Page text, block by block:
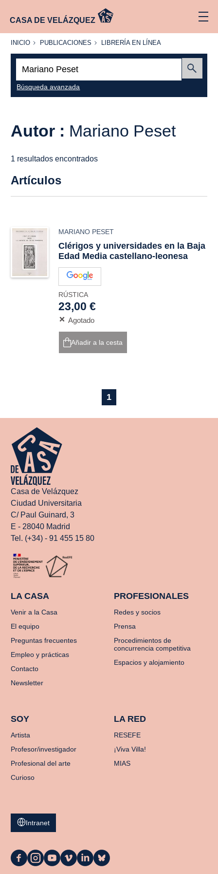
CASA DE VELÁZQUEZ
INICIO
INICIO PUBLICACIONES
PUBLICACIONES
LIBRERÍA
LÍNEA
LIBRERÍA EN LÍNEA
Búsqueda avanzada
Autor : Mariano Peset
1 resultados encontrados
Artículos
MARIANO PESET
Clérigos y universidades en la Baja
Edad Media castellano-leonesa
RÚSTICA
23,00 €
Agotado
Añadir a la cesta
1
Casa de Velázquez
Ciudad Universitaria
C/ Paul Guinard, 3
E - 28040 Madrid
Tel. (+34) - 91 455 15 80
LA CASA
Venir a la Casa
El equipo
Preguntas frecuentes
Empleo y prácticas
Contacto
Newsletter
PROFESIONALES
Redes y socios
Prensa
Procedimientos de
concurrencia competitiva
Espacios y alojamiento
SOY
Artista
Profesor/investigador
Profesional del arte
Curioso
LA RED
RESEFE
¡Viva Villa!
MIAS
Intranet
La
La
La
La
La
La